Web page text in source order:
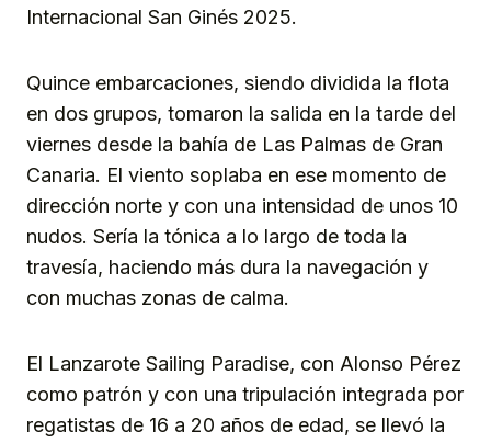
Internacional San Ginés 2025.
Quince embarcaciones, siendo dividida la flota
en dos grupos, tomaron la salida en la tarde del
viernes desde la bahía de Las Palmas de Gran
Canaria. El viento soplaba en ese momento de
dirección norte y con una intensidad de unos 10
nudos. Sería la tónica a lo largo de toda la
travesía, haciendo más dura la navegación y
con muchas zonas de calma.
El Lanzarote Sailing Paradise, con Alonso Pérez
como patrón y con una tripulación integrada por
regatistas de 16 a 20 años de edad, se llevó la